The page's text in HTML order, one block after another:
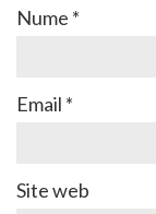
Nume *
Email *
Site web